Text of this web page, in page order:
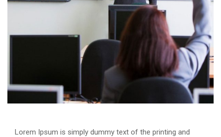
Lorem Ipsum is simply dummy text of the printing and